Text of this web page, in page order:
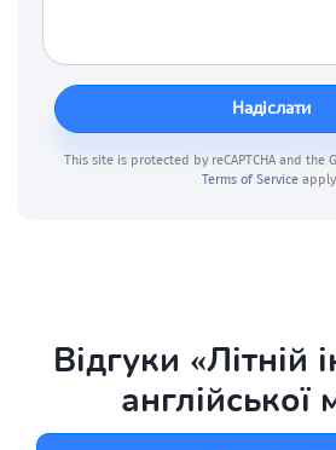
Надіслати
This site is protected by reCAPTCHA and the
Terms of Service apply.
Відгуки «Літній
англійської